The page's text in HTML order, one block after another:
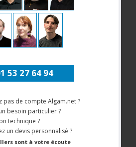
53 27 64 94
pas de compte Algam.net ?
besoin particulier ?
technique ?
un devis personnalisé ?
sont à votre écoute